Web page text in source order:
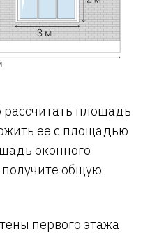
площадь
ее с площадью
оконного
получите общую
первого этажа